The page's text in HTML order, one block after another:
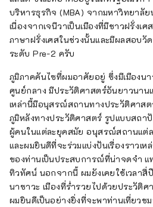
บริหารธุรกิจ (MBA) จากมหาวิทยาลั
เนื่องจากเจนีวาเป็นเมืองที่มีชาวฝรั่งเ
ภาษาฝรั่งเศสในช่วงนั้นและมีผลสอบวั
ระดับ Pre-2 ครับ
ภูมิภาคคันไซที่ผมอาศัยอยู่ ซึ่งมีเมืองนา
ศูนย์กลาง มีประวัติศาสตร์อันยาวนาน
เหล่านี้มีอนุสรณ์สถานทางประวัติศาส
ภูมิหลังทางประวัติศาสตร์ รูปแบบสถา
ผู้คนในแต่ละยุคสมัย อนุสรณ์สถานแต่ล
และผมยินดีที่จะร่วมแบ่งปันเรื่องราวเ
ของท่านเป็นประสบการณ์ที่น่าจดจำ แ
ทิวทัศน์ นอกจากนี้ ผมยังเคยใช้เวลาสี่
นาซาวะ เมืองที่ร่ำรวยไปด้วยประวัติศ
ผมยินดีเป็นอย่างยิ่งที่จะพาท่านเที่ยวช